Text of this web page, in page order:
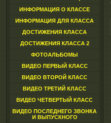
ИНФОРМАЦИЯ О КЛАССЕ
ИНФОРМАЦИЯ ДЛЯ КЛАССА
ДОСТИЖЕНИЯ КЛАССА
ДОСТИЖЕНИЯ КЛАССА 2
ФОТОАЛЬБОМЫ
ВИДЕО ПЕРВЫЙ КЛАСС
ВИДЕО ВТОРОЙ КЛАСС
ВИДЕО ТРЕТИЙ КЛАСС
ВИДЕО ЧЕТВЕРТЫЙ КЛАСС
ВИДЕО ПОСЛЕДНЕГО ЗВОНКА
И ВЫПУСКНОГО